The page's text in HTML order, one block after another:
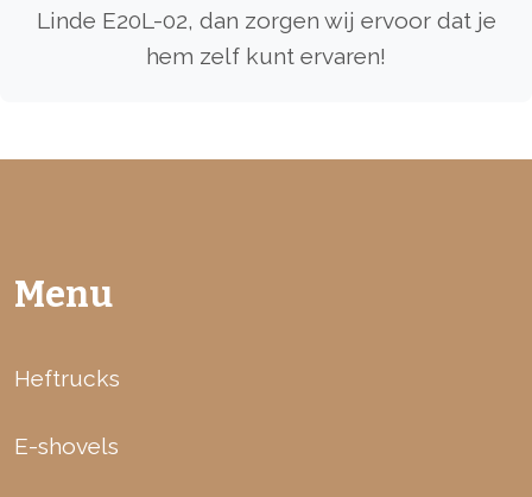
Linde E20L-02, dan zorgen wij ervoor dat je
hem zelf kunt ervaren!
Menu
Heftrucks
E-shovels